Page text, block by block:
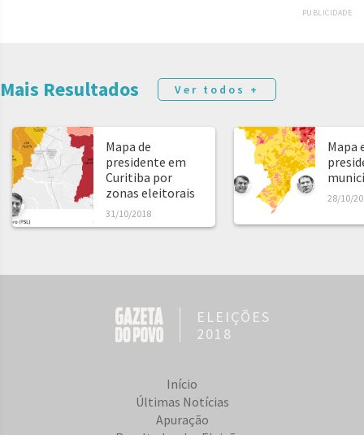
PUBLICIDADE
Mais Resultados Ver todos +
Mapa de
presidente em
Curitiba por
zonas eleitorais
31/10/2018
Mapa
28/10/
ELEIÇÕES
2018
Início
Últimas Notícias
Apuração